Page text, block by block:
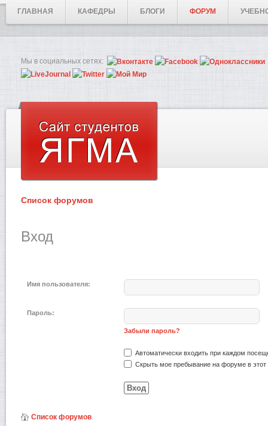
ГЛАВНАЯ КАФЕДРЫ БЛОГИ ФОРУМ
Мы в социальных сетях:
Список форумов
Вход
Имя пользователя:
Пароль:
Забыли пароль?
Автоматически входить при каждом
Скрыть мое пребывание на форуме в этот
Список форумов